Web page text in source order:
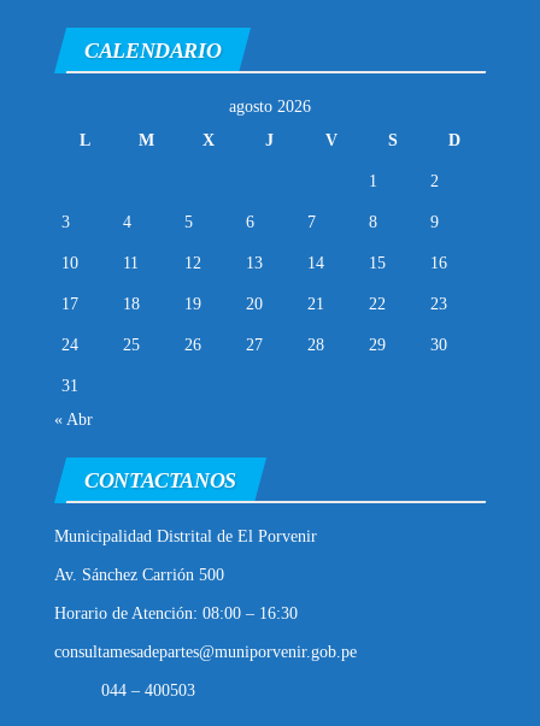
CALENDARIO
agosto 2026
L
M X J V S D
1 2
3 4 5 6 7 8 9
10 11 12 13 14 15 16
17 18 19 20 21 22 23
24 25 26 27 28 29 30
31
« Abr
CONTACTANOS
Municipalidad Distrital de El Porvenir
Av. Sánchez Carrión 500
Horario de Atención: 08:00 – 16:30
consultamesadepartes@muniporvenir.gob.pe
044 – 400503